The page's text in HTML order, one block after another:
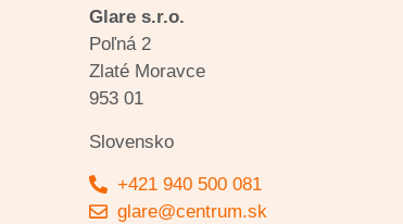
Glare s.r.o.
Poľná 2
Zlaté Moravce
953 01
Slovensko
+421 940 500 081
glare@centrum.sk